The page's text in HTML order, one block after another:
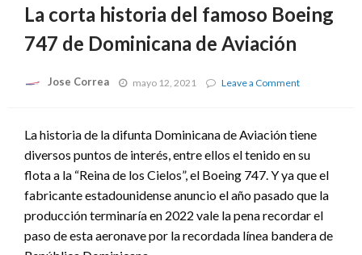
La corta historia del famoso Boeing
747 de Dominicana de Aviación
Jose Correa mayo 12, 2021 Leave a Commenton
del
famoso
Boeing
747
de
Dominicana
Aviación
La historia de la difunta Dominicana de Aviación tiene
diversos puntos de interés, entre ellos el tenido en su
flota a la “Reina de los Cielos”, el Boeing 747. Y ya que el
fabricante estadounidense anuncio el año pasado que la
producción terminaría en 2022 vale la pena recordar el
paso de esta aeronave por la recordada línea bandera de